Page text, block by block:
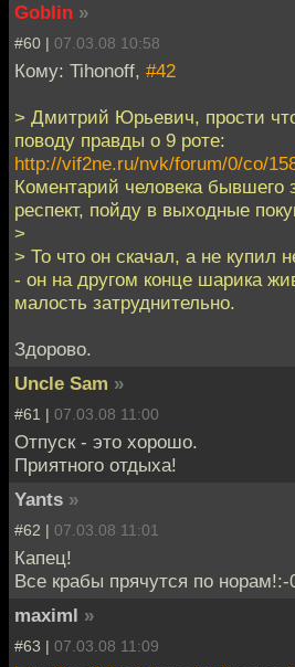
Goblin »
#60 | 07.03.08 10:58
Кому: Tihonoff, #42
> Дмитрий Юрьевич, прости
поводу правды о 9 роте:
http://vif2ne.ru/nvk/forum/0/co/
Коментарий человека бывшего
респект, пойду в выходные
>
> То что он скачал, а не купил
- он на другом конце шарика
малость затруднительно.
Здорово.
Uncle Sam »
#61 | 07.03.08 11:00
Отпуск - это хорошо.
Приятного отдыха!
Yants »
#62 | 07.03.08 11:01
Капец!
Все крабы прячутся по норам!:-
maximl »
#63 | 07.03.08 11:09